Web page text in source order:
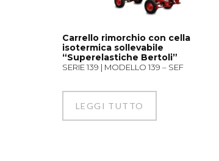
Carrello rimorchio con cella
isotermica sollevabile
“Superelastiche Bertoli”
SERIE 139 | MODELLO 139 – SEF
LEGGI TUTTO